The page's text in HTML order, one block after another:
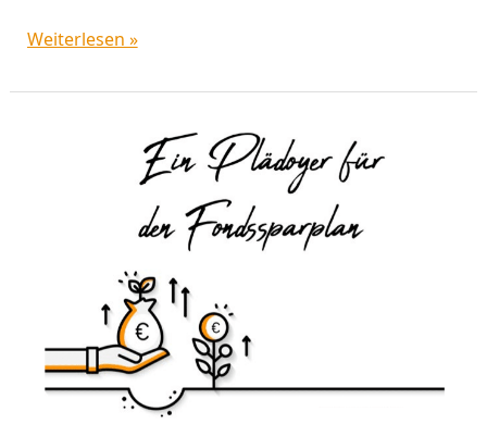
Weiterlesen »
Fondssparplan